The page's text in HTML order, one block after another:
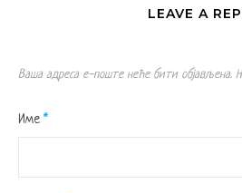
LEAVE A
Ваша адреса е-поште неће бити објављена.
Име *